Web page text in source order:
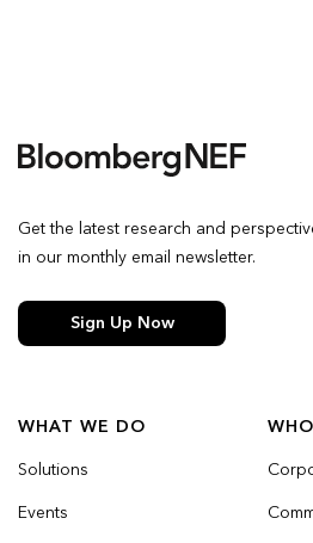
WHAT WE DO
Solutions
Events
Get the latest research and
in our monthly email newsletter.
Sign Up Now